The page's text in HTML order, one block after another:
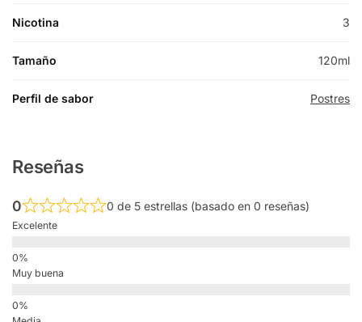
Nicotina 3
Tamaño 120ml
Perfil de sabor Postres
Reseñas
0 0 de 5 estrellas (basado en 0 reseñas)
Excelente
Muy buena